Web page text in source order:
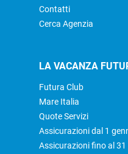
Contatti
Cerca Agenzia
LA VACANZA
Futura Club
Mare Italia
Quote Servizi
Assicurazioni dal 1
Assicurazioni fino al